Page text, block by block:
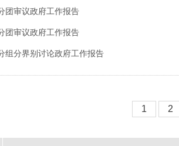
团审议政府工作报告
团审议政府工作报告
组分界别讨论政府工作报告
1 2